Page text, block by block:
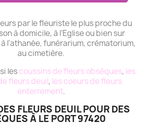
par le fleuriste le plus proche du
à domicile, à l'Eglise ou bien sur
l'athanée, funérarium, crématorium,
au cimetière.
lescoussins de fleurs obsèques, les
fleurs deuil, les coeurs de fleurs
enterrement.
FLEURS DEUIL POUR DES
À LE PORT 97420